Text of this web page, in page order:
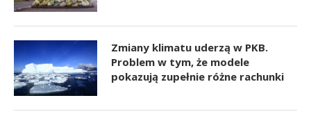
Zmiany klimatu uderzą w PKB.
Problem w tym, że modele
pokazują zupełnie różne rachunki